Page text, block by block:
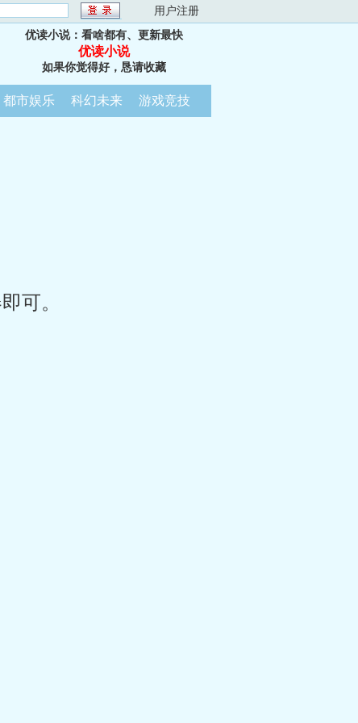
用户注册
优读小说：看啥都有、更新最快
优读小说
如果你觉得好，恳请收藏
都市娱乐 科幻未来 游戏竞技
可。